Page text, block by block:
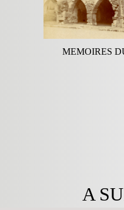
MEMOIRES
A